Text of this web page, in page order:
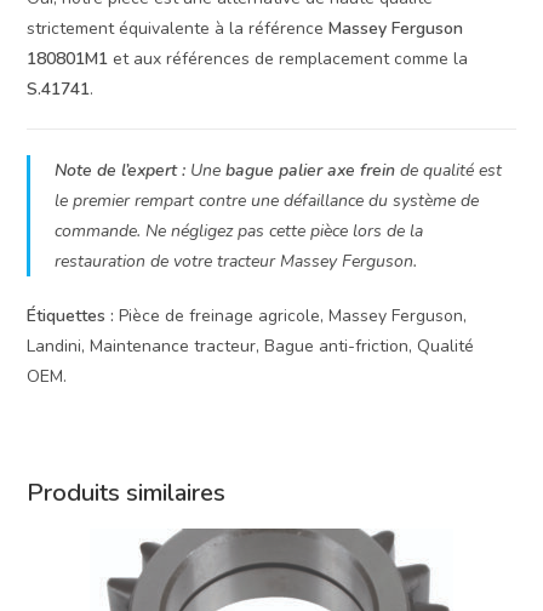
strictement équivalente à la référenceMassey Ferguson
180801M1 et aux références de remplacement comme la
S.41741.
Note de l’expert : Unebague palier axe frein de qualité est
le premier rempart contre une défaillance du système de
commande. Ne négligez pas cette pièce lors de la
restauration de votre tracteur Massey Ferguson.
Étiquettes : Pièce de freinage agricole, Massey Ferguson,
Landini, Maintenance tracteur, Bague anti-friction, Qualité
OEM.
Produits similaires